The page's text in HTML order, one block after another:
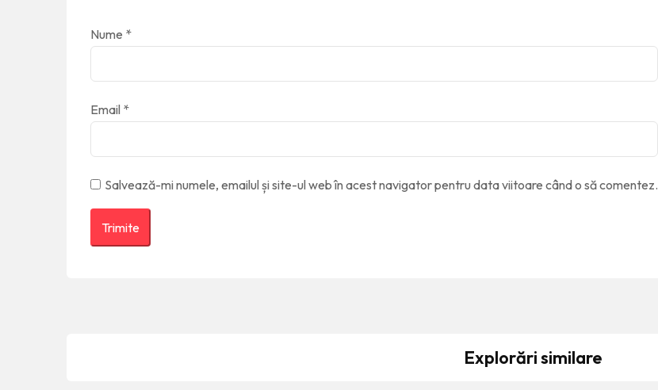
Nume *
Email *
Salvează-mi numele, emailul și site-ul web în acest navigator pentru data viitoare când o să comentez.
Explorări similare